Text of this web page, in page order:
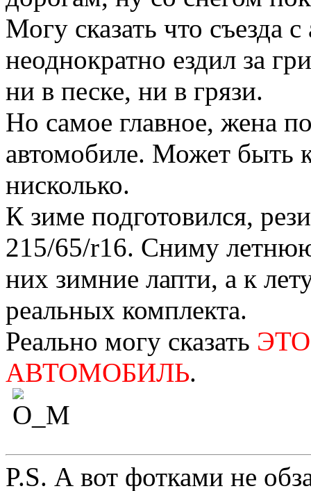
Могу сказать что съезда
неоднократно ездил за
ни в песке, ни в грязи.
Но самое главное, жена
автомобиле. Может быть
нисколько.
К зиме подготовился,
215/65/r16. Сниму
них зимние лапти, а к
реальных комплекта.
Реально могу сказать
АВТОМОБИЛЬ.
P.S. А вот фотками не